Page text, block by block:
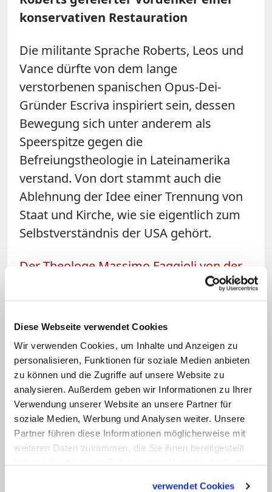
Diese Webseite verwendet Cookies
Wir verwenden Cookies, um Inhalte und Anzeigen zu
personalisieren, Funktionen für soziale Medien anbieten
zu können und die Zugriffe auf unsere Website zu
analysieren. Außerdem geben wir Informationen zu Ihrer
Verwendung unserer Website an unsere Partner für
soziale Medien, Werbung und Analysen weiter. Unsere
Partner führen diese Informationen möglicherweise mit
weiteren Daten zusammen, die Sie ihnen bereitgestellt
verwendet Cookies
konservativen Restauration
Die militante Sprache Roberts, Leos und
Vance dürfte von dem lange
verstorbenen spanischen Opus-Dei-
Gründer Escriva inspiriert sein, dessen
Bewegung sich unter anderem als
Speerspitze gegen die
Befreiungstheologie in Lateinamerika
verstand. Von dort stammt auch die
Ablehnung der Idee einer Trennung von
Staat und Kirche, wie sie eigentlich zum
Selbstverständnis der USA gehört.
Der Theologe Massimo Faggioli von der
schlägt im National
zum Project 2025. "Opus Dei gehört zu
den konservativen und
traditionalistischen Kräften im
Katholizismus, die in den Vereinigten
Staaten die letzte Bastion des
Christentums sehen". Das Schicksal des
Katholizismus ist aus dieser Sicht
verbunden mit dem Erfolg einer